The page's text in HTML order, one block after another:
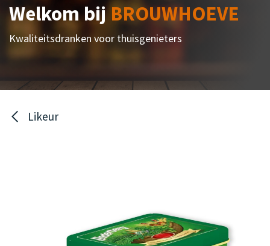
Welkom bijBROUWHOEVE
Kwaliteitsdranken voor thuisgenieters
Likeur